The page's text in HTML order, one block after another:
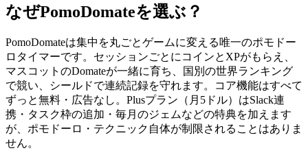
なぜPomoDomateを選ぶ？
PomoDomateは集中を丸ごとゲームに変える唯一のポモドー
ロタイマーです。セッションごとにコインとXPがもらえ、
マスコットのDomateが一緒に育ち、国別の世界ランキング
で競い、シールドで連続記録を守れます。コア機能はすべて
ずっと無料・広告なし。Plusプラン（月5ドル）はSlack連
携・タスク枠の追加・毎月のジェムなどの特典を加えます
が、ポモドーロ・テクニック自体が制限されることはありま
せん。